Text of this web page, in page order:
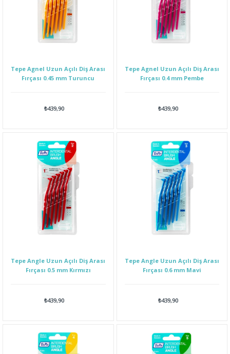
Tepe Agnel Uzun Açılı Diş Arası
Fırçası 0.45 mm Turuncu
₺439,90
Tepe Agnel Uzun Açılı Diş Arası
Fırçası 0.4 mm Pembe
₺439,90
Tepe Angle Uzun Açılı Diş Arası
Fırçası 0.5 mm Kırmızı
₺439,90
Tepe Angle Uzun Açılı Diş Arası
Fırçası 0.6 mm Mavi
₺439,90